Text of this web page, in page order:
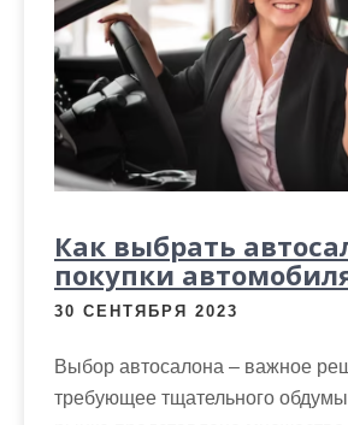
Как выбрать
покупки
30 СЕНТЯБРЯ 2023
Выбор автосалона – важное
требующее тщательного